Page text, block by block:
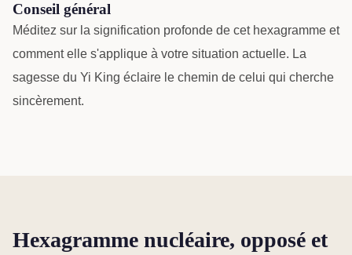
Conseil général
Méditez sur la signification profonde de cet hexagramme et
comment elle s'applique à votre situation actuelle. La
sagesse du Yi King éclaire le chemin de celui qui cherche
sincèrement.
Hexagramme nucléaire, opposé et